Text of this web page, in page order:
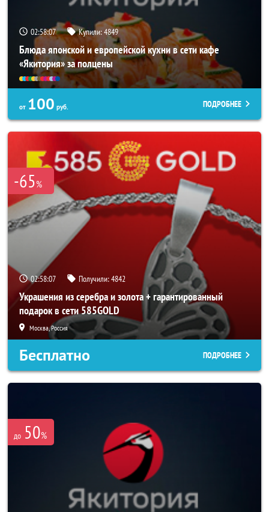
02:58:03 Купили:4849
Блюда японской и европейской кухни в сети кафе
«Якитория» за полцены
от 100 руб. ПОДРОБНЕЕ
-65%
02:58:03 Получили:4842
Украшения из серебра и золота + гарантированный
подарок в сети 585GOLD
Москва, Россия
Бесплатно ПОДРОБНЕЕ
до 50%